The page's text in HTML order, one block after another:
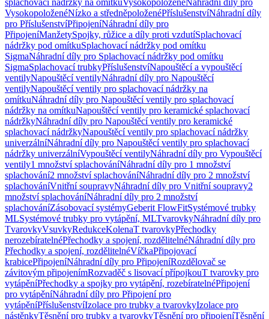
splachovací nádržky na omítkuVysokopoloženéNáhradní díly pro
VysokopoloženéNízko a středněpoloženéPříslušenstvíNáhradní díly
pro PříslušenstvíPřipojeníNáhradní díly pro
PřipojeníManžetySpojky, růžice a díly proti vzdutíSplachovací
nádržky pod omítkuSplachovací nádržky pod omítku
SigmaNáhradní díly pro Splachovací nádržky pod omítku
SigmaSplachovací trubkyPříslušenstvíNapouštěcí a vypouštěcí
ventilyNapouštěcí ventilyNáhradní díly pro Napouštěcí
ventilyNapouštěcí ventily pro splachovací nádržky na
omítkuNáhradní díly pro Napouštěcí ventily pro splachovací
nádržky na omítkuNapouštěcí ventily pro keramické splachovací
nádržkyNáhradní díly pro Napouštěcí ventily pro keramické
splachovací nádržkyNapouštěcí ventily pro splachovací nádržky
univerzálníNáhradní díly pro Napouštěcí ventily pro splachovací
nádržky univerzálníVypouštěcí ventilyNáhradní díly pro Vypouštěcí
ventily1 množství splachováníNáhradní díly pro 1 množství
splachování2 množství splachováníNáhradní díly pro 2 množství
splachováníVnitřní soupravyNáhradní díly pro Vnitřní soupravy2
množství splachováníNáhradní díly pro 2 množství
splachováníZásobovací systémyGeberit FlowFitSystémové trubky
MLSystémové trubky pro vytápění, MLTvarovkyNáhradní díly pro
TvarovkyVsuvkyRedukceKolenaT tvarovkyPřechodky
nerozebíratelnéPřechodky a spojení, rozdělitelnéNáhradní díly pro
Přechodky a spojení, rozdělitelnéVíčkaPřipojovací
krabicePřipojeníNáhradní díly pro PřipojeníRozdělovač se
závitovým připojenímRozvaděč s lisovací přípojkouT tvarovky pro
vytápěníPřechodky a spojky pro vytápění, rozebíratelnéPřipojení
pro vytápěníNáhradní díly pro Připojení pro
vytápěníPříslušenstvíIzolace pro trubky a tvarovkyIzolace pro
nástěnkyTěsnění pro trubky a tvarovkyTěsnění pro připojeníTěsnění